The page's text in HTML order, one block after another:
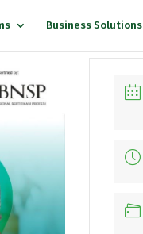
Business Solutions